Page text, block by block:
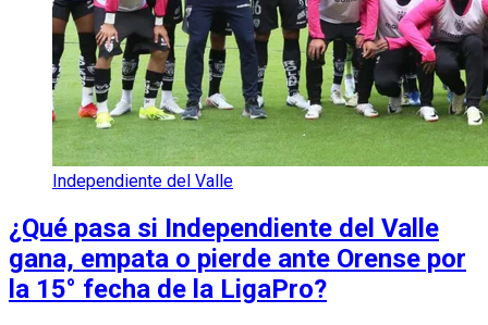
Independiente del Valle
¿Qué pasa si Independiente del Valle
gana, empata o pierde ante Orense por
la 15° fecha de la LigaPro?